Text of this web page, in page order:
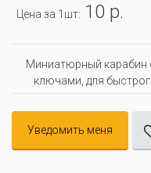
Цена за 1шт: 10 р.
Миниатюрный карабин
ключами, для
Уведомить меня